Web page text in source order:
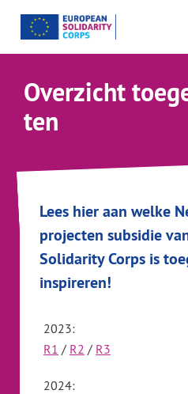
Overzicht
ten
Lees hier aan welke
projecten subsidie
Solidarity Corps is
inspireren!
2023:
R1 / R2 / R3
2024: